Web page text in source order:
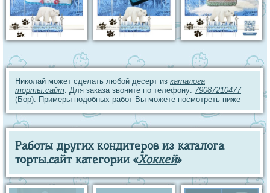
Николай может сделать любой десерт из каталога
торты.сайт. Для заказа звоните по телефону: 79087210477
(Бор). Примеры подобных работ Вы можете посмотреть ниже
Работы других кондитеров из каталога
торты.сайт категории «Хоккей»